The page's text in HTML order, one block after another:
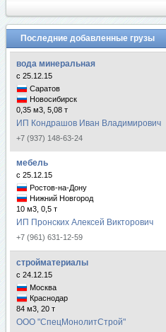
Последние добавленные грузы
вода минеральная
с 25.12.15
Саратов
Новосибирск
0,35 м3, 5,08 т
ИП Кондрашов Иван Владимирович
+7 (937) 148-63-24
мебель
с 25.12.15
Ростов-на-Дону
Нижний Новгород
10 м3, 0,5 т
ИП Пронских Алексей Викторович
+7 (961) 631-12-59
стройматериалы
с 24.12.15
Москва
Краснодар
84 м3, 20 т
ООО "СпецМонолитСтрой"